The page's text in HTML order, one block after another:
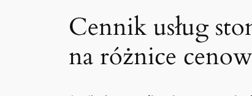
Cennik usług
na różnice